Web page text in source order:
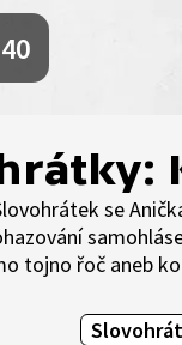
se
tojno řoč aneb